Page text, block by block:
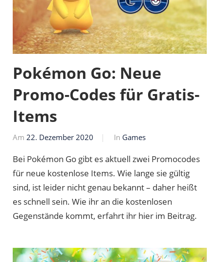
Pokémon Go: Neue
Promo-Codes für Gratis-
Items
Am 22. Dezember 2020
Von
In Games
Bei Pokémon Go gibt es aktuell zwei Promocodes
für neue kostenlose Items. Wie lange sie gültig
sind, ist leider nicht genau bekannt – daher heißt
es schnell sein. Wie ihr an die kostenlosen
Gegenstände kommt, erfahrt ihr hier im Beitrag.